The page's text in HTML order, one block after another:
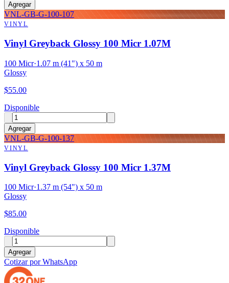
Agregar
VNL-GB-G-100-107
VINYL
Vinyl Greyback Glossy 100 Micr 1.07M
100 Micr·1.07 m (41") x 50 m
Glossy
$55.00
Disponible
Agregar
VNL-GB-G-100-137
VINYL
Vinyl Greyback Glossy 100 Micr 1.37M
100 Micr·1.37 m (54") x 50 m
Glossy
$85.00
Disponible
Agregar
Cotizar por WhatsApp